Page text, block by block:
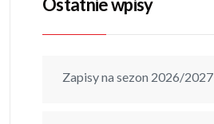
Ostatnie wpisy
Zapisy na sezon 2026/2027